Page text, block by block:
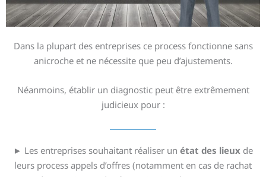
Dans la plupart des entreprises ce process fonctionne sans
anicroche et ne nécessite que peu d’ajustements.
Néanmoins, établir un diagnostic peut être extrêmement
judicieux pour :
► Les entreprises souhaitant réaliser un état des lieux de
leurs process appels d’offres (notamment en cas de rachat